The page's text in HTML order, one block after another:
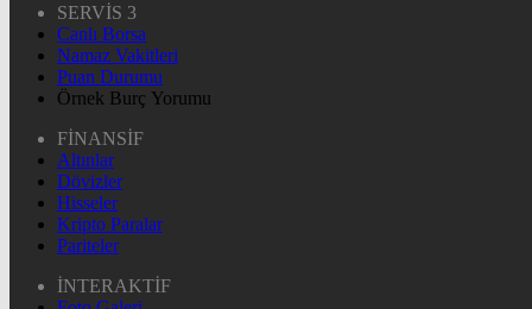
SERVİS 3
Canlı Borsa
Namaz Vakitleri
Puan Durumu
Örnek Burç Yorumu
FİNANSİF
Altınlar
Dövizler
Hisseler
Kripto Paralar
Pariteler
İNTERAKTİF